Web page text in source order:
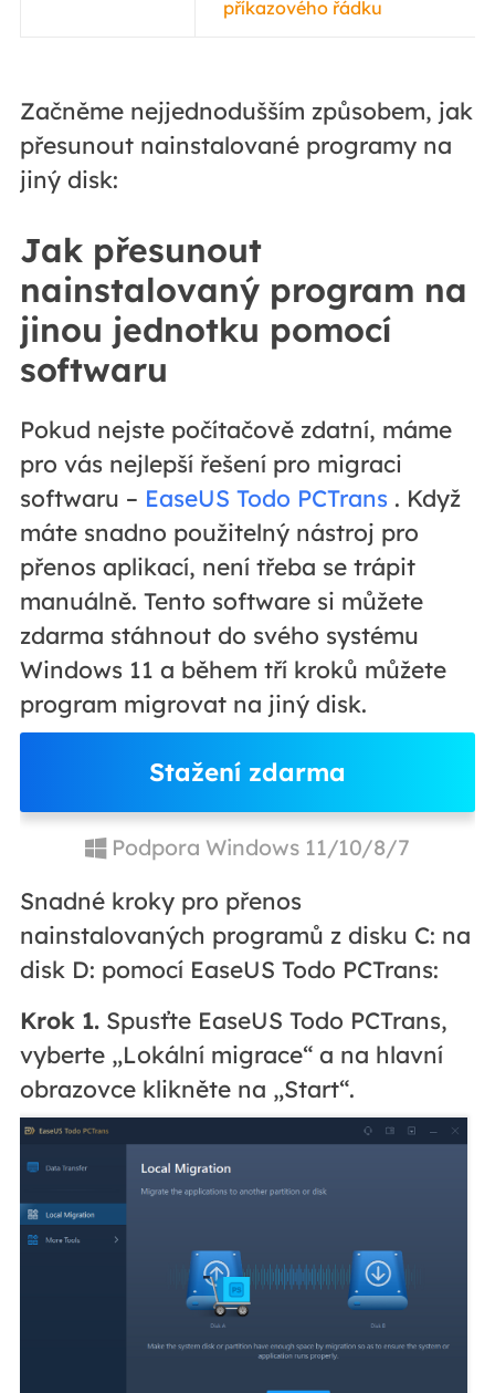
příkazového řádku
Začněme nejjednodušším způsobem, jak
přesunout nainstalované programy na
jiný disk:
Jak přesunout
nainstalovaný program na
jinou jednotku pomocí
softwaru
Pokud nejste počítačově zdatní, máme
pro vás nejlepší řešení pro migraci
softwaru – EaseUS Todo PCTrans . Když
máte snadno použitelný nástroj pro
přenos aplikací, není třeba se trápit
manuálně. Tento software si můžete
zdarma stáhnout do svého systému
Windows 11 a během tří kroků můžete
program migrovat na jiný disk.
Stažení zdarma
Podpora Windows 11/10/8/7
Snadné kroky pro přenos
nainstalovaných programů z disku C: na
disk D: pomocí EaseUS Todo PCTrans:
Krok 1.Spusťte EaseUS Todo PCTrans,
vyberte „Lokální migrace“ a na hlavní
obrazovce klikněte na „Start“.